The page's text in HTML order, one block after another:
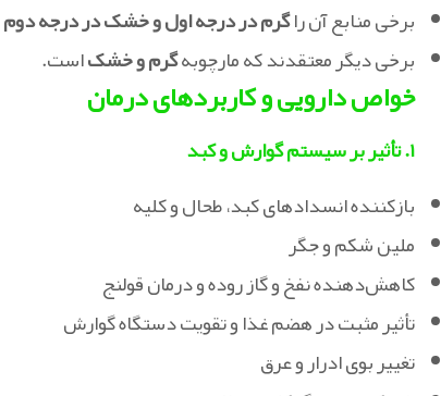
برخی منابع آن راگرم در درجه اول و خشک در درجه دوم
برخی دیگر معتقدند که مارچوبهگرم و خشکاست.
خواص دارویی و کاربردهای درمان
۱. تأثیر بر سیستم گوارش و کبد
بازکننده انسدادهای کبد، طحال و کلیه
ملین شکم و جگر
کاهش‌دهنده نفخ و گاز روده و درمان قولنج
تأثیر مثبت در هضم غذا و تقویت دستگاه گوارش
تغییر بوی ادرار و عرق